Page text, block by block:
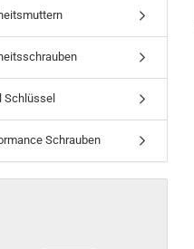
Schlüssel
Schrauben